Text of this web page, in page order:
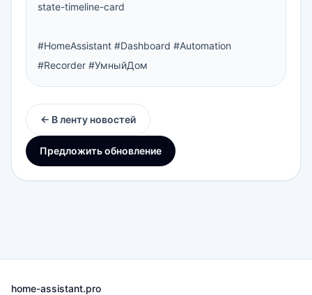
state-timeline-card
#HomeAssistant #Dashboard #Automation
#Recorder #УмныйДом
← В ленту новостей
Предложить обновление
home-assistant.pro